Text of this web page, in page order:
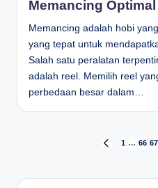
Memancing Optimal
Memancing adalah hobi
yang tepat untuk
Salah satu peralatan
adalah reel. Memilih reel
perbedaan besar dalam…
pos
PREVIOUS
1 … 66 67